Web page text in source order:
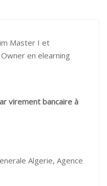
Master I et
en elearning
virement bancaire à
Algerie, Agence